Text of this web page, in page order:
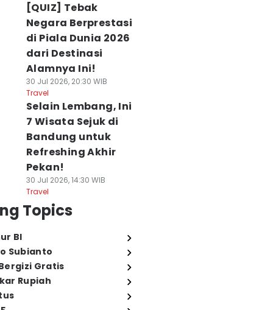
[QUIZ] Tebak
Negara Berprestasi
di Piala Dunia 2026
dari Destinasi
Alamnya Ini!
30 Jul 2026, 20:30 WIB
Travel
Selain Lembang, Ini
7 Wisata Sejuk di
Bandung untuk
Refreshing Akhir
Pekan!
30 Jul 2026, 14:30 WIB
Travel
Topics
BI
Subianto
Gratis
Rupiah